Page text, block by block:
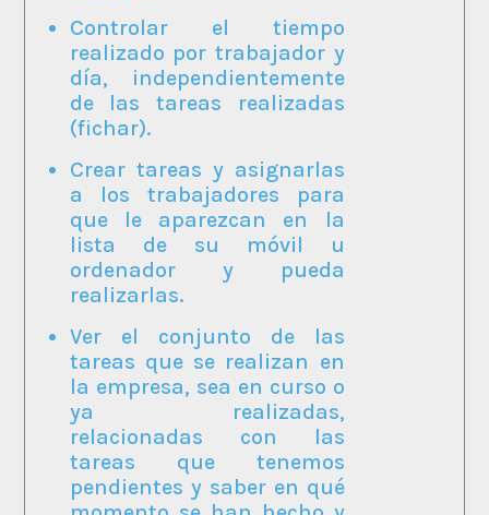
Controlar el tiempo
realizado por trabajador y
día, independientemente
de las tareas realizadas
(fichar).
Crear tareas y asignarlas
a los trabajadores para
que le aparezcan en la
lista de su móvil u
ordenador y pueda
realizarlas.
Ver el conjunto de las
tareas que se realizan en
la empresa, sea en curso o
ya realizadas,
relacionadas con las
tareas que tenemos
pendientes y saber en qué